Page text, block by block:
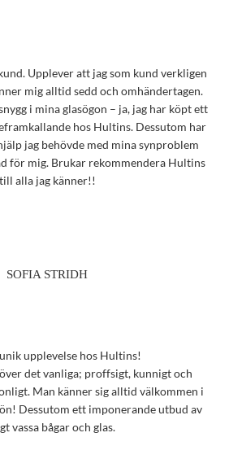
Upplever att jag som kund verkligen
mig alltid sedd och omhändertagen.
i mina glasögon – ja, jag har köpt ett
hos Hultins. Dessutom har
jag behövde med mina synproblem
för mig. Brukar rekommendera Hultins
till alla jag känner!!
SOFIA STRIDH
upplevelse hos Hultins!
det vanliga; proffsigt, kunnigt och
Man känner sig alltid välkommen i
Dessutom ett imponerande utbud av
vassa bågar och glas.